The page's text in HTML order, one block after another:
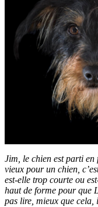
Jim, le chien est parti en
vieux pour un chien,
est-elle trop courte ou
haut de forme pour que
pas lire, mieux que cela,